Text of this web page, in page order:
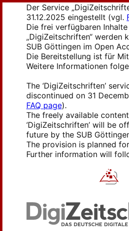
Der Service
31.12.2025 eingestellt (vgl.
Die frei verfügbaren Inhalte
„DigiZeitschriften“ werden
SUB Göttingen im Open
Die Bereitstellung ist für
Weitere Informationen
The ‘DigiZeitschriften’
discontinued on 31
FAQ page).
The freely available
‘DigiZeitschriften’ will be
future by the SUB
The provision is planned
Further information will